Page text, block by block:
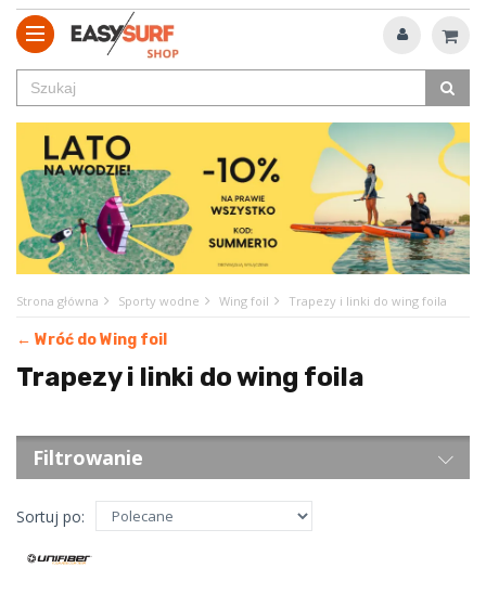
Strona główna Sporty wodne Wing foil Trapezy i linki do wing foila
← Wróć do Wing foil
Trapezy i linki do wing foila
Filtrowanie
Sortuj po: